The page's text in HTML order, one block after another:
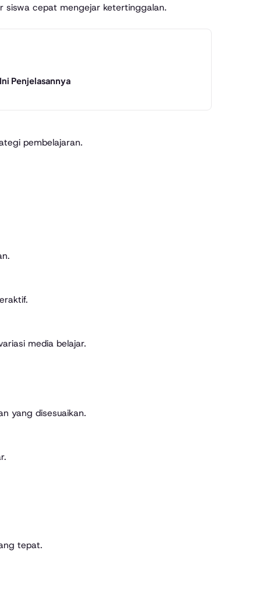
siswa cepat mengejar ketertinggalan.
Penjelasannya
pembelajaran.
media belajar.
yang disesuaikan.
tepat.